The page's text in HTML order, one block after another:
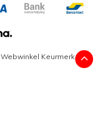
Webwinkel Keurmerk